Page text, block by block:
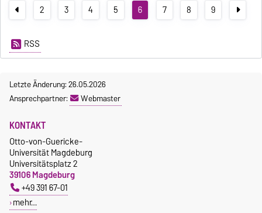
2 3 4 5 6 7 8 9
RSS
Letzte Änderung: 26.05.2026
Ansprechpartner:
Webmaster
KONTAKT
Otto-von-Guericke-
Universität Magdeburg
Universitätsplatz 2
39106 Magdeburg
+49 391 67-01
mehr…